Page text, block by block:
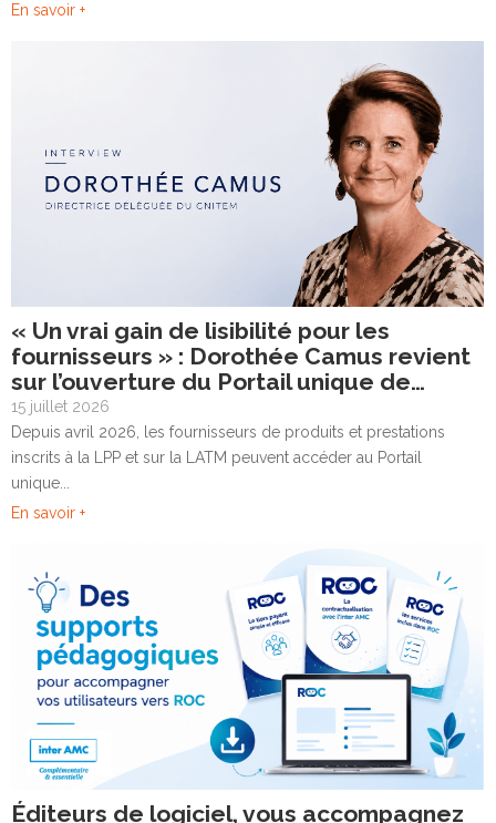
En savoir +
« Un vrai gain de lisibilité pour les
fournisseurs » : Dorothée Camus revient
sur l’ouverture du Portail unique de…
15 juillet 2026
Depuis avril 2026, les fournisseurs de produits et prestations
inscrits à la LPP et sur la LATM peuvent accéder au Portail
unique...
En savoir +
Éditeurs de logiciel, vous accompagnez